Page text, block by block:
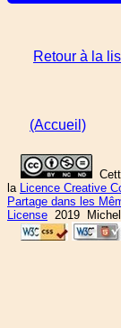
Retour à la
(Accueil)
la Licence Creative
Partage dans les
License 2019